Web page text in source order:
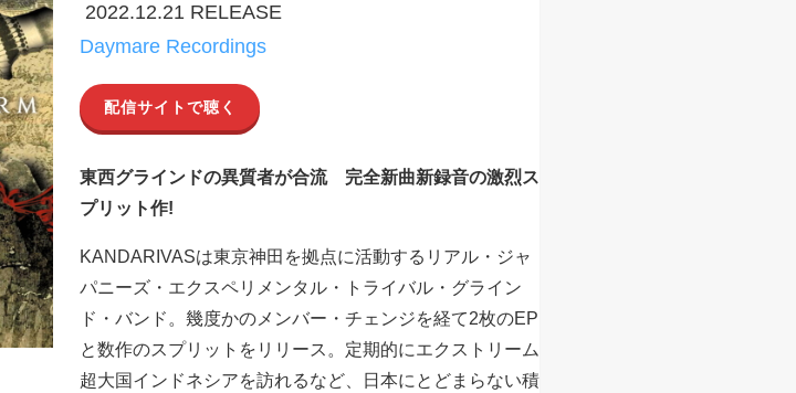
2022.12.21 RELEASE
Daymare Recordings
配信サイトで聴く
東西グラインドの異質者が合流 完全新曲新録音の激烈ス
プリット作!
KANDARIVASは東京神田を拠点に活動するリアル・ジャ
パニーズ・エクスペリメンタル・トライバル・グライン
ド・バンド。幾度かのメンバー・チェンジを経て2枚のEP
と数作のスプリットをリリース。定期的にエクストリーム
超大国インドネシアを訪れるなど、日本にとどまらない積